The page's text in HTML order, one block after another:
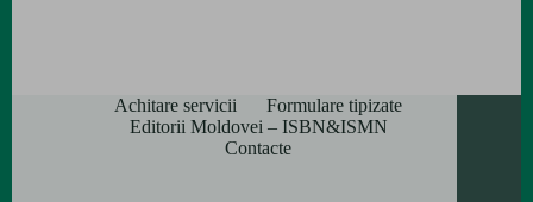
Achitare servicii
Formulare tipizate
Editorii Moldovei – ISBN&ISMN
Contacte